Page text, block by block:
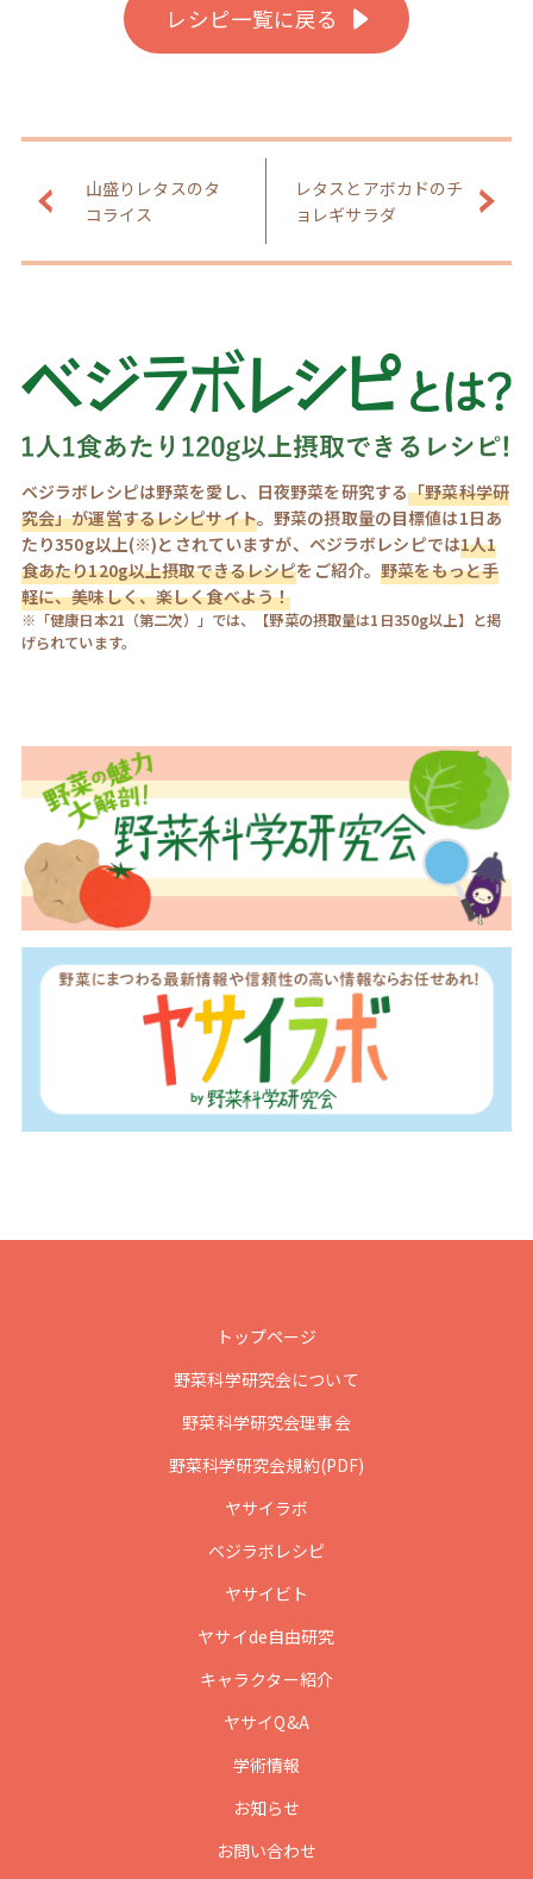
レシピ一覧に戻る
山盛りレタスのタ
コライス
レタスとアボカドのチ
ョレギサラダ
ベジラボレシピは野菜を愛し、日夜野菜を研究する「野菜科学研
究会」が運営するレシピサイト。野菜の摂取量の目標値は1日あ
たり350g以上(※)とされていますが、ベジラボレシピでは1人1
食あたり120g以上摂取できるレシピをご紹介。野菜をもっと手
軽に、美味しく、楽しく食べよう！
※「健康日本21（第二次）」では、【野菜の摂取量は1日350g以上】と掲
げられています。
トップページ
野菜科学研究会について
野菜科学研究会理事会
野菜科学研究会規約(PDF)
ヤサイラボ
ベジラボレシピ
ヤサイビト
ヤサイde自由研究
キャラクター紹介
ヤサイQ&A
学術情報
お知らせ
お問い合わせ